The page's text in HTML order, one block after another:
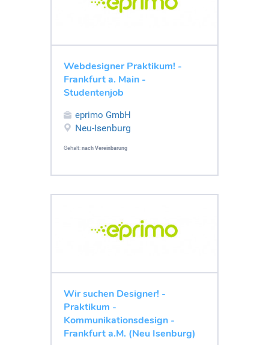
Webdesigner Praktikum! -
Frankfurt a. Main -
Studentenjob
eprimo GmbH
Neu-Isenburg
Gehalt: nach Vereinbarung
Wir suchen Designer! -
Praktikum -
Kommunikationsdesign -
Frankfurt a.M. (Neu Isenburg)